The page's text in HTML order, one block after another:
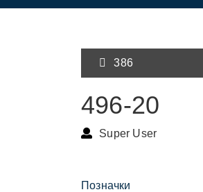
386
496-20
Super User
Позначки